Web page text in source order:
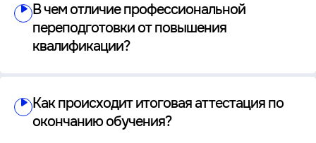
В чем отличие профессиональной
переподготовки от повышения
квалификации?
Как происходит итоговая аттестация по
окончанию обучения?